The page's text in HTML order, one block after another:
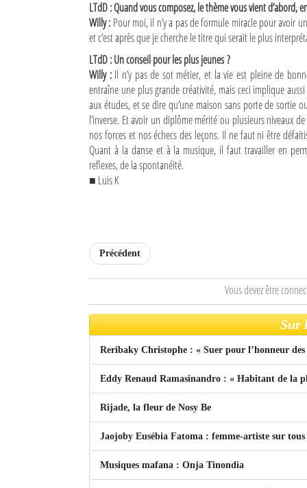
Diego Suarez Pratique
Les Petites Annonces
La Tribune de Diego en PDF
Connexion
Identifiant oublié ?
Mot de passe oublié ?
LTdD : Quand vous composez, le thème vous vient d’abord,
Willy : Pour moi, il n’y a pas de formule miracle pour avoir
et c’est après que je cherche le titre qui serait le plus
LTdD : Un conseil pour les plus jeunes ?
Willy :Il n’y pas de sot métier, et la vie est pleine de
entraîne une plus grande créativité, mais ceci implique
aux études, et se dire qu’une maison sans porte de
l’inverse. Et avoir un diplôme mérité ou plusieurs niveaux
nos forces et nos échecs des leçons. Il ne faut ni être
Quant à la danse et à la musique, il faut travailler en
reflexes, de la spontanéité.
■ Luis K
Précédent
Vous devez être
Sur
Reribaky Christophe : « Suer pour l’honneur des
Eddy Renaud Ramasinandro : « Habitant de la
Rijade, la fleur de Nosy Be
Jaojoby Eusébia Fatoma : femme-artiste sur
Musiques mafana : Onja Tinondia